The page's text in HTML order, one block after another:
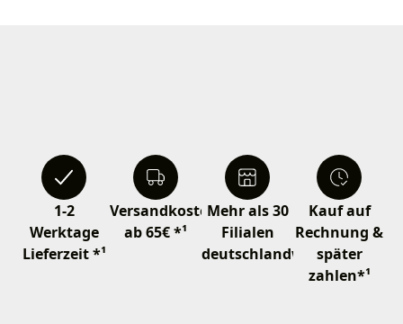
1-2
Werktage
Lieferzeit *¹
Versandkostenfrei
ab 65€ *¹
Mehr als 30
Filialen
deutschlandweit
Kauf auf
Rechnung &
später
zahlen*¹